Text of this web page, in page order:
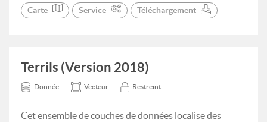
Carte Service Téléchargement
Terrils (Version 2018)
Donnée Vecteur Restreint
Cet ensemble de couches de données localise des